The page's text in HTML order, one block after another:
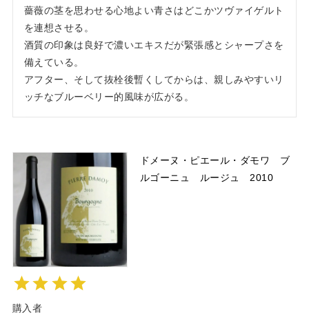
薔薇の茎を思わせる心地よい青さはどこかツヴァイゲルト
を連想させる。
酒質の印象は良好で濃いエキスだが緊張感とシャープさを
備えている。
アフター、そして抜栓後暫くしてからは、親しみやすいリ
ッチなブルーベリー的風味が広がる。
ドメーヌ・ピエール・ダモワ ブ
ルゴーニュ ルージュ 2010
購入者